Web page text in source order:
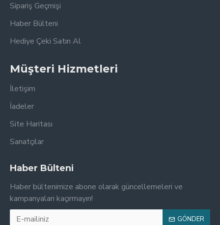
Sipariş Geçmişi
Haber Bülteni
Hediye Çeki Satın Al
Müşteri Hizmetleri
İletişim
İadeler
Site Haritası
Sanatçılar
Haber Bülteni
Haber bültenimize abone olarak güncellemeleri ve
kampanyaları kaçırmayın!
GÖNDER